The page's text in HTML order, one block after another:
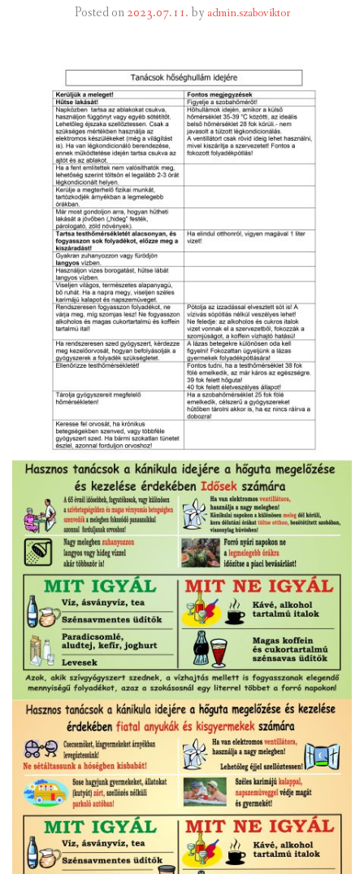
INFORMÁCIÓK
GALÉRIA
KAPCSOLAT
LETÖLTHETŐ NYOMTATVÁNYOK
VÁLASZTÁS 2026
TELEPÜLÉSIKÉPVISELŐI VAGYONNYILATKOZATOK – 2026.
ROMA NEMZETISÉGI ÖNKORMÁNYZATI KÉPVISELŐK
VAGYONNYILATKOZATA – 2026. ÉV
Posted on2023.07.11.by admin.szaboviktor